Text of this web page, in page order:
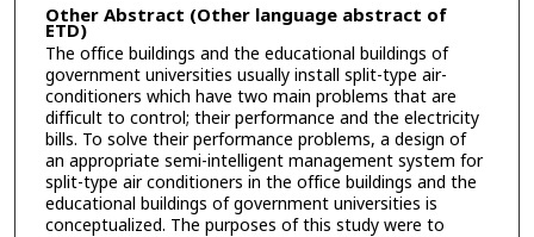
Other Abstract (Other language abstract of
ETD)
The office buildings and the educational buildings of
government universities usually install split-type air-
conditioners which have two main problems that are
difficult to control; their performance and the electricity
bills. To solve their performance problems, a design of
an appropriate semi-intelligent management system for
split-type air conditioners in the office buildings and the
educational buildings of government universities is
conceptualized. The purposes of this study were to